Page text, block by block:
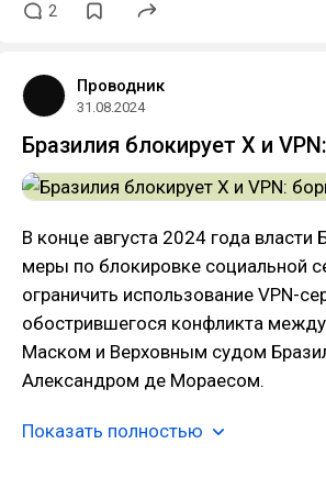
2
Проводник
31.08.2024
Бразилия блокирует X и
В конце августа 2024 года
меры по блокировке социальной
ограничить использование VPN-
обострившегося конфликта
Маском и Верховным судом
Александром де Мораесом.
Показать полностью